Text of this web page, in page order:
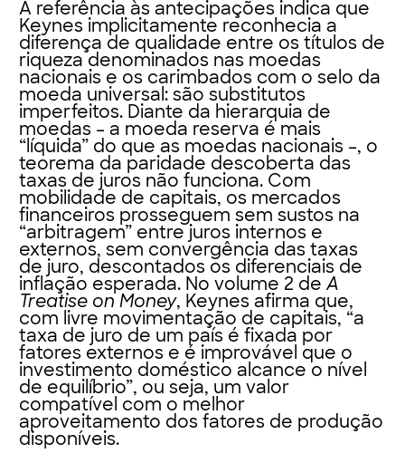
A referência às antecipações indica que
Keynes implicitamente reconhecia a
diferença de qualidade entre os títulos de
riqueza denominados nas moedas
nacionais e os carimbados com o selo da
moeda universal: são substitutos
imperfeitos. Diante da hierarquia de
moedas – a moeda reserva é mais
“líquida” do que as moedas nacionais –, o
teorema da paridade descoberta das
taxas de juros não funciona. Com
mobilidade de capitais, os mercados
financeiros prosseguem sem sustos na
“arbitragem” entre juros internos e
externos, sem convergência das taxas
de juro, descontados os diferenciais de
inflação esperada. No volume 2 deA
Treatise on Money, Keynes afirma que,
com livre movimentação de capitais, “a
taxa de juro de um país é fixada por
fatores externos e é improvável que o
investimento doméstico alcance o nível
de equilíbrio”, ou seja, um valor
compatível com o melhor
aproveitamento dos fatores de produção
disponíveis.